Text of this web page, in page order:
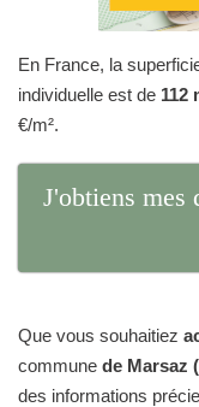
En France, la
individuelle est de 112
€/m².
J'obtiens mes
Que vous souhaitiez
commune de Marsaz
des informations